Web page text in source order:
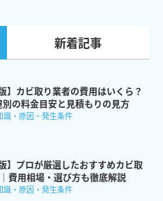
新着記事
】カビ取り業者の費用はいくら？
の料金目安と見積もりの見方
識・原因・発生条件
】プロが厳選したおすすめカビ取
費用相場・選び方も徹底解説
識・原因・発生条件